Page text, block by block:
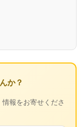
か？
報をお寄せくださ